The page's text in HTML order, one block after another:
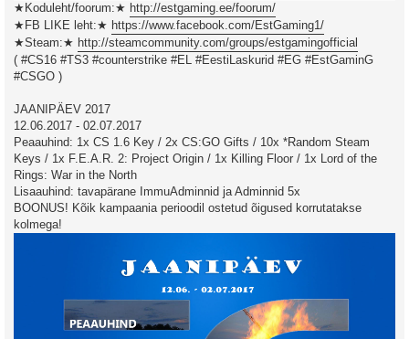
★Koduleht/foorum:★ http://estgaming.ee/foorum/
★FB LIKE leht:★ https://www.facebook.com/EstGaming1/
★Steam:★ http://steamcommunity.com/groups/estgamingofficial
( #CS16 #TS3 #counterstrike #EL #EestiLaskurid #EG #EstGaminG
#CSGO )
JAANIPÄEV 2017
12.06.2017 - 02.07.2017
Peaauhind: 1x CS 1.6 Key / 2x CS:GO Gifts / 10x *Random Steam
Keys / 1x F.E.A.R. 2: Project Origin / 1x Killing Floor / 1x Lord of the
Rings: War in the North
Lisaauhind: tavapärane ImmuAdminnid ja Adminnid 5x
BOONUS! Kõik kampaania perioodil ostetud õigused korrutatakse
kolmega!